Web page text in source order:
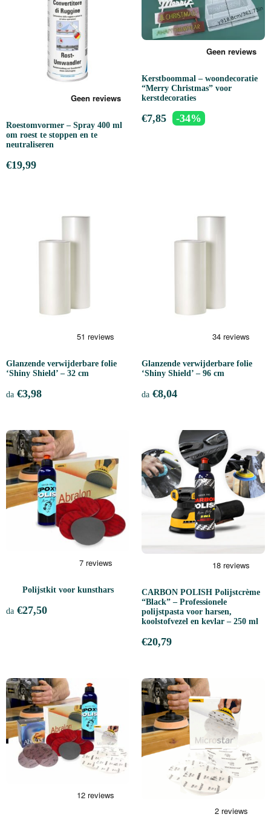
Roestomvormer – Spray 400 ml
om roest te stoppen en te
neutraliseren
€19,99
Kerstboommal – woondecoratie
“Merry Christmas” voor
kerstdecoraties
€7,85 -34%
Glanzende verwijderbare folie
‘Shiny Shield’ – 32 cm
da €3,98
Glanzende verwijderbare folie
‘Shiny Shield’ – 96 cm
da €8,04
Polijstkit voor kunsthars
da €27,50
CARBON POLISH Polijstcrème
“Black” – Professionele
polijstpasta voor harsen,
koolstofvezel en kevlar – 250 ml
€20,79